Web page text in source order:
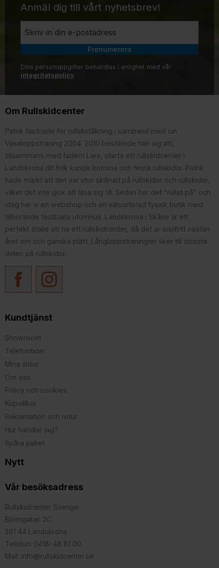
Anmäl dig till vårt nyhetsbrev!
Prenumerera
Dina personuppgifter behandlas i enlighet med vår
integritetspolicy.
Om Rullskidcenter
Patrik fastnade för rullskidåkning i samband med sin
Vasaloppsträning 2004. 2010 bestämde han sig att,
tillsammans med fadern Lars, starta ett rullskidcenter i
Landskrona dit folk kunde komma och testa rullskidor. Patrik
hade märkt att det var stor skillnad på rullskidor och rullskidor,
vilket det inte gick att läsa sig till. Sedan har det "rullat på" och
idag har vi en webshop och en välsorterad fysisk butik med
tillhörande testbana utomhus. Landskrona i Skåne är ett
perfekt ställe att ha ett rullskidcenter, då det är snöfritt nästan
året om och ganska platt. Långloppsträningen sker till största
delen på rullskidor.
Kundtjänst
Showroom
Telefontider
Mina sidor
Om oss
Policy och cookies
Köpvillkor
Reklamation och retur
Hur handlar jag?
Spåra paket
Nytt
Vår besöksadress
Rullskidcenter Sverige
Björngatan 2C
261 44 Landskrona
Telefon: 0418-48 81 00
Mail: info@rullskidcenter.se